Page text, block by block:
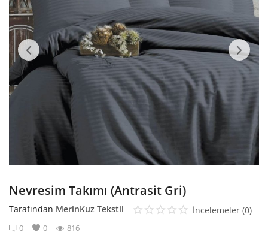
Blog
Giriş Yap
Kaydol
Nevresim Takımı (Antrasit Gri)
Tarafından MerinKuz Tekstil İncelemeler (0)
0 0 816